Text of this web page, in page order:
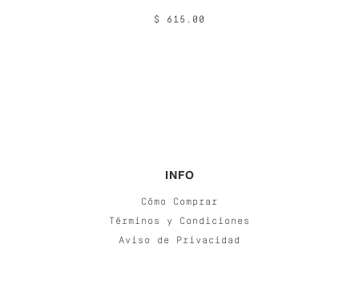
$ 615.00
INFO
Cómo Comprar
Términos y Condiciones
Aviso de Privacidad